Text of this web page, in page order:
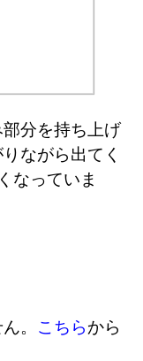
分を持ち上げ
ながら出てく
なっていま
。 こちらから